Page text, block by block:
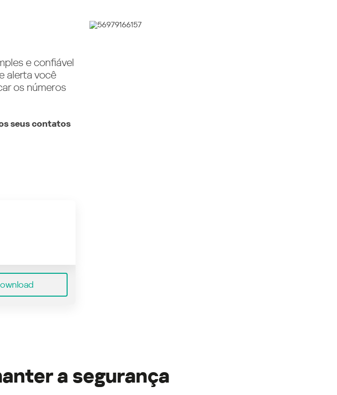
e confiável
alerta você
os números
seus contatos
a segurança